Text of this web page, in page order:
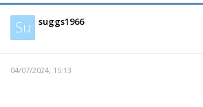
Su suggs1966
04/07/2024, 15:13